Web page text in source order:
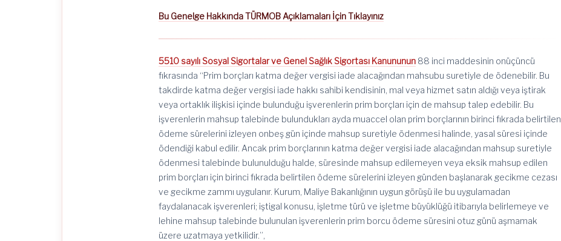
Bu Genelge Hakkında TÜRMOB Açıklamaları İçin Tıklayınız
5510 sayılı Sosyal Sigortalar ve Genel Sağlık Sigortası Kanununun 88 inci maddesinin onüçüncü
fıkrasında “Prim borçları katma değer vergisi iade alacağından mahsubu suretiyle de ödenebilir. Bu
takdirde katma değer vergisi iade hakkı sahibi kendisinin, mal veya hizmet satın aldığı veya iştirak
veya ortaklık ilişkisi içinde bulunduğu işverenlerin prim borçları için de mahsup talep edebilir. Bu
işverenlerin mahsup talebinde bulundukları ayda muaccel olan prim borçlarının birinci fıkrada belirtilen
ödeme sürelerini izleyen onbeş gün içinde mahsup suretiyle ödenmesi halinde, yasal süresi içinde
ödendiği kabul edilir. Ancak prim borçlarının katma değer vergisi iade alacağından mahsup suretiyle
ödenmesi talebinde bulunulduğu halde, süresinde mahsup edilemeyen veya eksik mahsup edilen
prim borçları için birinci fıkrada belirtilen ödeme sürelerini izleyen günden başlanarak gecikme cezası
ve gecikme zammı uygulanır. Kurum, Maliye Bakanlığının uygun görüşü ile bu uygulamadan
faydalanacak işverenleri; iştigal konusu, işletme türü ve işletme büyüklüğü itibarıyla belirlemeye ve
lehine mahsup talebinde bulunulan işverenlerin prim borcu ödeme süresini otuz günü aşmamak
üzere uzatmaya yetkilidir.”,